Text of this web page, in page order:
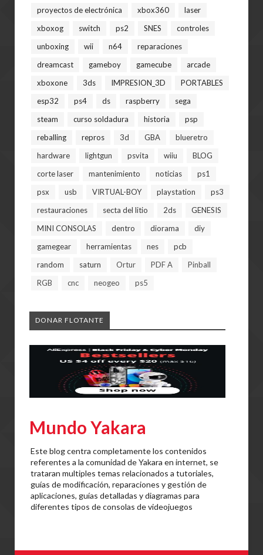
proyectos de electrónica xbox360
laser
xboxog
switch ps2 SNES
controles
unboxing
wii n64
reparaciones
dreamcast
gameboy gamecube
arcade
xboxone
3ds IMPRESION_3D
PORTABLES
esp32
ps4 ds raspberry
sega
steam
curso soldadura historia
psp
reballing
repros 3d GBA
blueretro
hardware
lightgun psvita wiiu
BLOG
corte laser
mantenimiento noticias
ps1
psx
usb VIRTUAL-BOY playstation
ps3
restauraciones
secta del litio 2ds
GENESIS
MINI CONSOLAS
dentro diorama
diy
gamegear
herramientas nes
pcb
random
saturn Ortur PDF A
Pinball
RGB
cnc neogeo ps5
DONAR FLOTANTE
Mundo Yakara
Este blog centra completamente los contenidos
referentes a la comunidad de Yakara en internet, se
trataran multiples temas relacionados a tutoriales,
guías de modificación, reparaciones y gestión de
aplicaciones, guías detalladas y diagramas para
diferentes tipos de consolas de videojuegos